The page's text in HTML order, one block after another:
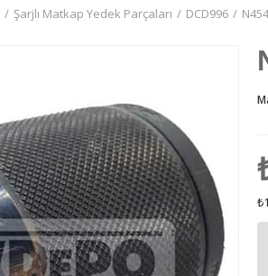
Şarjlı Matkap Yedek Parçaları DCD996